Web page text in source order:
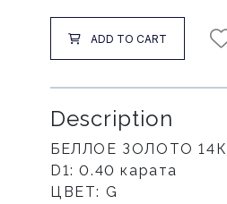
ADD TO CART
Description
БЕЛЛОЕ ЗОЛОТО 14К
D1: 0.40 карата
ЦВЕТ: G